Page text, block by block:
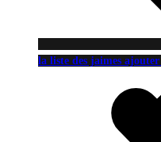
la liste des jaimes ajouter